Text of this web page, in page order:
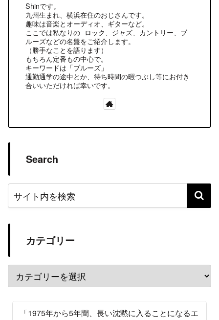
Shinです。
九州生まれ、横浜在住のおじさんです。
趣味は音楽とオーディオ、ギターなど。
ここでは私なりの ロック、ジャズ、カントリー、ブ
ルーズなどの名盤をご紹介します。
（勝手なことを語ります）
もちろん定番もの中心で。
キーワードは「ブルーズ」
通勤通学の途中とか、待ち時間の暇つぶし等にお付き
合いいただければ幸いです。
Search
カテゴリー
「1975年から5年間、長い沈黙に入ることになるエ